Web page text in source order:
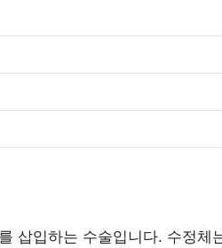
삽입하는 수술입니다. 수정